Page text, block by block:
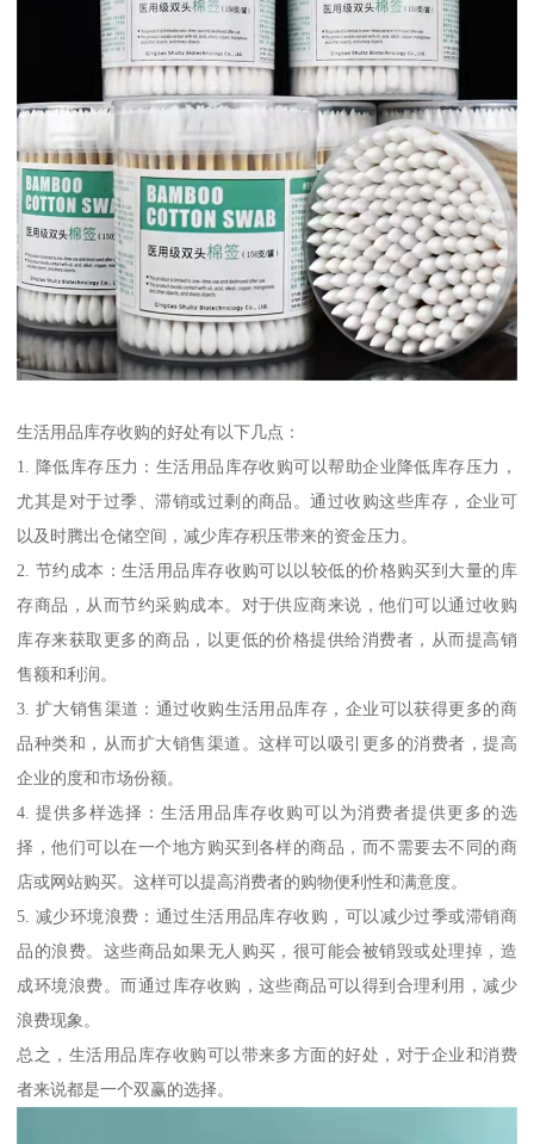
生活用品库存收购的好处有以下几点：
1. 降低库存压力：生活用品库存收购可以帮助企业降低库存压力，
尤其是对于过季、滞销或过剩的商品。通过收购这些库存，企业可
以及时腾出仓储空间，减少库存积压带来的资金压力。
2. 节约成本：生活用品库存收购可以以较低的价格购买到大量的库
存商品，从而节约采购成本。对于供应商来说，他们可以通过收购
库存来获取更多的商品，以更低的价格提供给消费者，从而提高销
售额和利润。
3. 扩大销售渠道：通过收购生活用品库存，企业可以获得更多的商
品种类和，从而扩大销售渠道。这样可以吸引更多的消费者，提高
企业的度和市场份额。
4. 提供多样选择：生活用品库存收购可以为消费者提供更多的选
择，他们可以在一个地方购买到各样的商品，而不需要去不同的商
店或网站购买。这样可以提高消费者的购物便利性和满意度。
5. 减少环境浪费：通过生活用品库存收购，可以减少过季或滞销商
品的浪费。这些商品如果无人购买，很可能会被销毁或处理掉，造
成环境浪费。而通过库存收购，这些商品可以得到合理利用，减少
浪费现象。
总之，生活用品库存收购可以带来多方面的好处，对于企业和消费
者来说都是一个双赢的选择。